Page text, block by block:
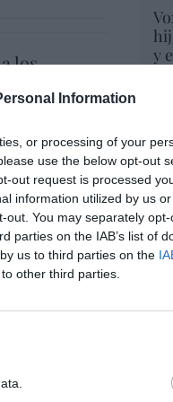
Information
or processing of your
use the below opt-out
out request is processed
information utilized by us
You may separately
parties on the IAB’s list of
us to third parties on the
other third parties.
los
y